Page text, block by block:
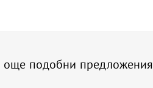
още подобни предложения